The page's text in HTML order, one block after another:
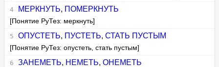
МЕРКНУТЬ, ПОМЕРКНУТЬ
[Понятие РуТез: меркнуть]
ОПУСТЕТЬ, ПУСТЕТЬ, СТАТЬ ПУСТЫМ
[Понятие РуТез: опустеть, стать пустым]
ЗАНЕМЕТЬ, НЕМЕТЬ, ОНЕМЕТЬ